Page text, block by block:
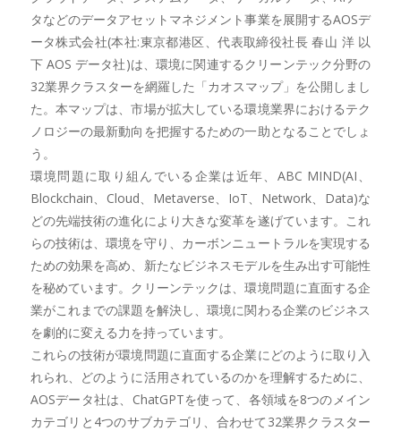
タなどのデータアセットマネジメント事業を展開するAOSデ
ータ株式会社(本社:東京都港区、代表取締役社長 春山 洋 以
下 AOS データ社)は、環境に関連するクリーンテック分野の
32業界クラスターを網羅した「カオスマップ」を公開しまし
た。本マップは、市場が拡大している環境業界におけるテク
ノロジーの最新動向を把握するための一助となることでしょ
う。
環境問題に取り組んでいる企業は近年、ABC MIND(AI、
Blockchain、Cloud、Metaverse、IoT、Network、Data)な
どの先端技術の進化により大きな変革を遂げています。これ
らの技術は、環境を守り、カーボンニュートラルを実現する
ための効果を高め、新たなビジネスモデルを生み出す可能性
を秘めています。クリーンテックは、環境問題に直面する企
業がこれまでの課題を解決し、環境に関わる企業のビジネス
を劇的に変える力を持っています。
これらの技術が環境問題に直面する企業にどのように取り入
れられ、どのように活用されているのかを理解するために、
AOSデータ社は、ChatGPTを使って、各領域を8つのメイン
カテゴリと4つのサブカテゴリ、合わせて32業界クラスター